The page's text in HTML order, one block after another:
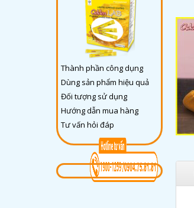
Thành phần công dụng
Dùng sản phẩm hiệu quả
Đối tượng sử dụng
Hướng dẫn mua hàng
Tư vấn hỏi đáp